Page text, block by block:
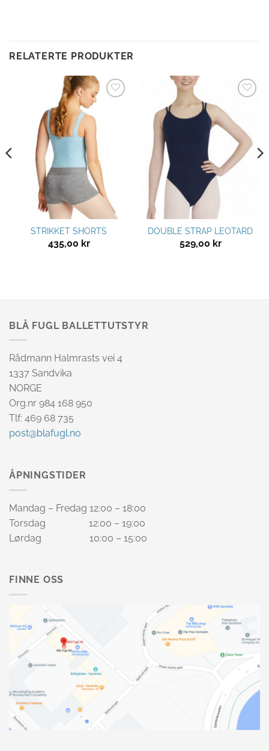
RELATERTE PRODUKTER
Legg til
ønskeliste
STRIKKET SHORTS
435,00 kr
ønskeliste
DOUBLE STRAP LEOTARD
529,00 kr
BLÅ FUGL BALLETTUTSTYR
Rådmann Halmrasts vei 4
1337 Sandvika
NORGE
Org.nr 984 168 950
Tlf: 469 68 735
post@blafugl.no
ÅPNINGSTIDER
Mandag – Fredag 12:00 – 18:00
Torsdag 12:00 – 19:00
Lørdag 10:00 – 15:00
FINNE OSS